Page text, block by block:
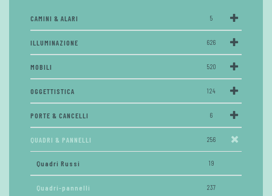
CAMINI & ALARI 5
ILLUMINAZIONE 626
MOBILI 520
OGGETTISTICA 124
PORTE & CANCELLI 6
QUADRI & PANNELLI 256
Quadri Russi 19
Quadri-pannelli 237